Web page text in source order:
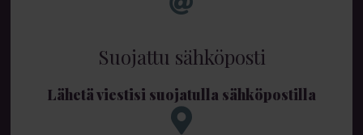
Suojattu sähköposti
Lähetä viestisi suojatulla sähköpostilla